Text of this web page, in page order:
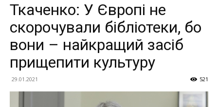
Ткаченко: У Європі не
скорочували бібліотеки, бо
вони – найкращий засіб
прищепити культуру
29.01.2021 521